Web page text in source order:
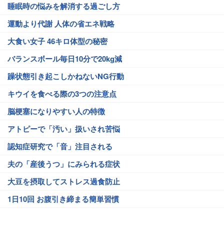
睡眠時の悩みを解消する過ごし方
運動より代謝 人体の省エネ戦略
大食い女子 46キロ体型の秘密
バランスボール毎日10分で20kg減
躁状態引き起こしかねないNG行動
キウイを食べる際の3つの注意点
脳梗塞になりやすい人の特徴
アトピーで「汚い」扱いされ苦悩
認知症研究で「音」注目される
夫の「産後うつ」にみられる症状
大豆を摂取してストレス過食防止
1日10回 お腹引き締まる簡単習慣